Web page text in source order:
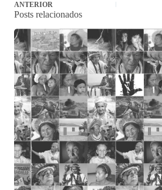
ANTERIOR
Posts relacionados